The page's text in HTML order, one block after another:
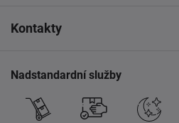
Kontakty
Nadstandardní služby